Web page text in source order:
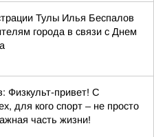
Тулы Илья Беспалов
города в связи с Днем
Физкульт-привет! С
для кого спорт – не просто
часть жизни!